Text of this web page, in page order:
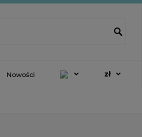
Nowości